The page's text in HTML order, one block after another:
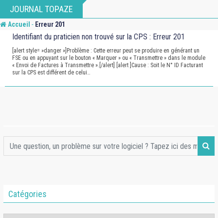
to
content
JOURNAL TOPAZE
Accueil - Erreur 201
Identifiant du praticien non trouvé sur la CPS : Erreur 201
[alert style= »danger »]Problème : Cette erreur peut se produire en générant un
FSE ou en appuyant sur le bouton « Marquer » ou « Transmettre » dans le module
« Envoi de Factures à Transmettre ».[/alert] [alert ]Cause : Soit le N° ID Facturant
sur la CPS est différent de celui…
Catégories